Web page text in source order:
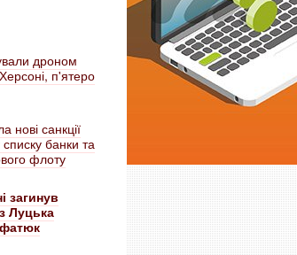
дроном
п'ятеро
нові санкції
списку банки та
флоту
загинув
Луцька